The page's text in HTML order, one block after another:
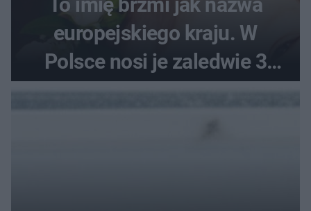
europejskiego kraju. W
Polsce nosi je zaledwie 3
kobiety